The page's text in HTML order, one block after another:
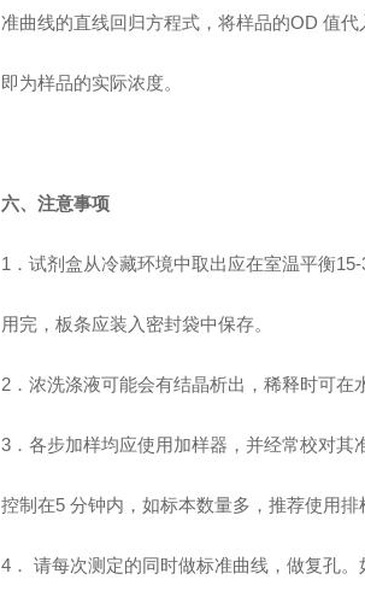
准曲线的直线回归方程式，将样品的OD 值
即为样品的实际浓度。
六、注意事项
1 ．试剂盒从冷藏环境中取出应在室温平衡
用完，板条应装入密封袋中保存。
2．浓洗涤液可能会有结晶析出，稀释时可在
3．各步加样均应使用加样器，并经常校对其
控制在5 分钟内，如标本数量多，推荐使用排
4． 请每次测定的同时做标准曲线，做复孔